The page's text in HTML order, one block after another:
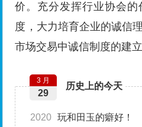
价。充分发挥行业协会的
度，大力培育企业的诚信
市场交易中诚信制度的建立
历史上的今天
3 月
29
2020 玩和田玉的癖好！